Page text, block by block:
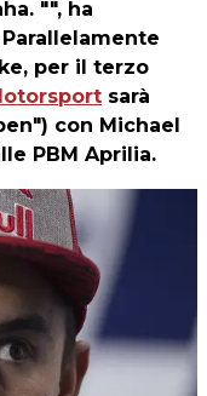
"", ha
per il terzo
sarà
con Michael
PBM Aprilia.